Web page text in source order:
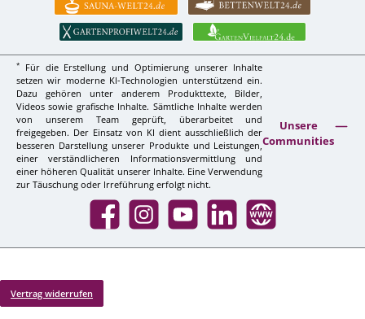
*
Für die Erstellung und Optimierung unserer Inhalte
setzen wir moderne KI-Technologien unterstützend ein.
Dazu gehören unter anderem Produkttexte, Bilder,
Videos sowie grafische Inhalte. Sämtliche Inhalte werden
von unserem Team geprüft, überarbeitet und
freigegeben. Der Einsatz von KI dient ausschließlich der
besseren Darstellung unserer Produkte und Leistungen,
einer verständlicheren Informationsvermittlung und
einer höheren Qualität unserer Inhalte. Eine Verwendung
zur Täuschung oder Irreführung erfolgt nicht.
Unsere
Communities
Facebook InstagramYouTube LinkedIn Website
Vertrag widerrufen